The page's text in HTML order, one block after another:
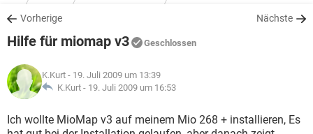
WINDOWS 10
WHATSAPP TIKTOK
FACEBOOK
SPIELE
WHATSAPP
FACEBOOK
DOWNLOADS
SPIELE STREAMING
ANDROID
WINDOWS 10 INSTAGRAM
WHATSAPP TIKTOK
SPIELE
ANDROID
WINDOWS 10 INSTAGRAM
LEXIKON
SPIELE STREAMING
Vorherige Nächste
Hilfe für miomap v3 Geschlossen
K.Kurt - 19. Juli 2009 um 13:39
K.Kurt - 19. Juli 2009 um 16:53
Ich wollte MioMap v3 auf meinem Mio 268 + installieren, Es